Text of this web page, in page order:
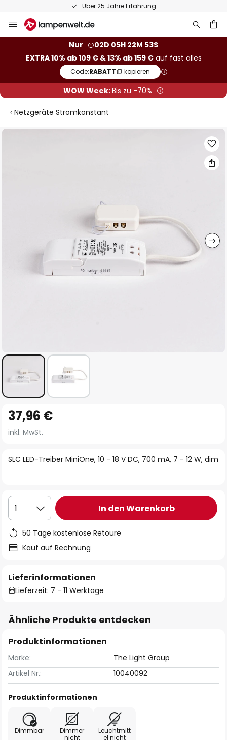
50 Tage kostenlose Retoure
Inhalt
Nur
02D 05H 22M 52S
EXTRA 10% ab 109 € & 13% ab 159 €auf fast alles
Code:RABATT kopieren
WOW Week:Bis zu -70%
Netzgeräte Stromkonstant
Zum
Anfang
der
springen
SLC LED-Treiber MiniOne, 10 - 18 V DC, 700 mA, 7 - 12 W, dim
37,96 €
inkl. MwSt.
1 In den Warenkorb
50 Tage kostenlose Retoure
Kauf auf Rechnung
Lieferinformationen
Lieferzeit: 7 - 11 Werktage
Ähnliche Produkte entdecken
Produktinformationen
Marke:
The Light Group
Artikel Nr.:
10040092
Produktinformationen
Dimmbar
Dimmer
nicht
Leuchtmitt
el nicht